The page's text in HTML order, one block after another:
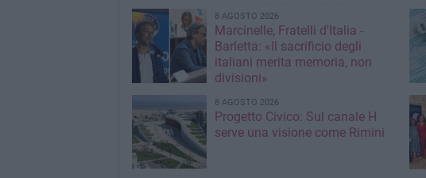
8 AGOSTO 2026
Marcinelle, Fratelli d'Italia -
Barletta: «Il sacrificio degli
italiani merita memoria, non
divisioni»
8 AGOSTO 2026
Progetto Civico: Sul canale H
serve una visione come Rimini